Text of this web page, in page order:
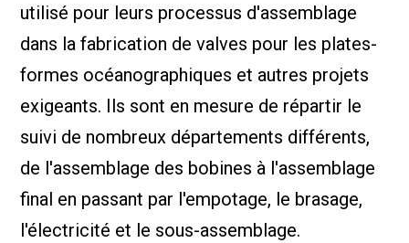
utilisé pour leurs processus d'assemblage
dans la fabrication de valves pour les plates-
formes océanographiques et autres projets
exigeants. Ils sont en mesure de répartir le
suivi de nombreux départements différents,
de l'assemblage des bobines à l'assemblage
final en passant par l'empotage, le brasage,
l'électricité et le sous-assemblage.